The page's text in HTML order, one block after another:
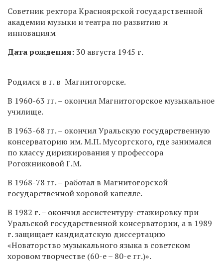
Советник ректора Красноярской государственной
академии музыки и театра по развитию и
инновациям
Дата рождения:30 августа 1945 г.
Родился в г. в Магнитогорске.
В 1960-63 гг. – окончил Магнитогорское музыкальное
училище.
В 1963-68 гг. – окончил Уральскую государственную
консерваторию им. М.П. Мусоргского, где занимался
по классу дирижирования у профессора
Рогожниковой Г.М.
В 1968-78 гг. – работал в Магнитогорской
государственной хоровой капелле.
В 1982 г. – окончил ассистентуру-стажировку при
Уральской государственной консерватории, а в 1989
г. защищает кандидатскую диссертацию
«Новаторство музыкального языка в советском
хоровом творчестве (60-е – 80-е гг.)».